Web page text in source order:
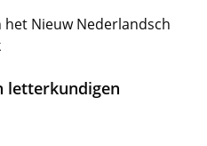
Nieuw Nederlandsch
letterkundigen